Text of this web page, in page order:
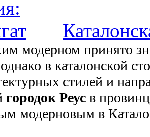
модерном принято
в каталонской
стилей и
городок Реус в
модерновым в